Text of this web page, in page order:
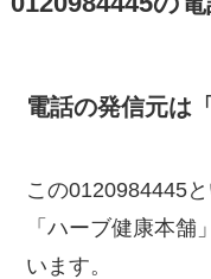
電話の発信元は
この0120984445
「ハーブ健康本
います。